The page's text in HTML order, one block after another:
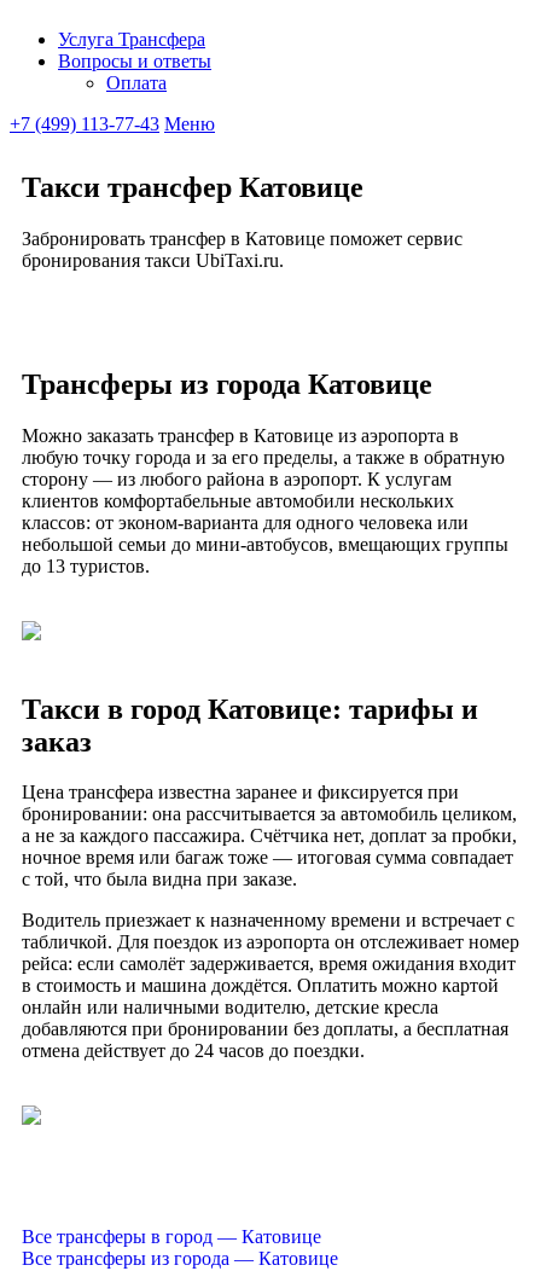
Ubitaxi
Услуга Трансфера
Вопросы и ответы
Оплата
+7 (499) 113-77-43 Меню
Такси трансфер Катовице
Забронировать трансфер в Катовице поможет сервис
бронирования такси UbiTaxi.ru.
Трансферы из города Катовице
Можно заказать трансфер в Катовице из аэропорта в
любую точку города и за его пределы, а также в обратную
сторону — из любого района в аэропорт. К услугам
клиентов комфортабельные автомобили нескольких
классов: от эконом-варианта для одного человека или
небольшой семьи до мини-автобусов, вмещающих группы
до 13 туристов.
Такси в город Катовице: тарифы и
заказ
Цена трансфера известна заранее и фиксируется при
бронировании: она рассчитывается за автомобиль целиком,
а не за каждого пассажира. Счётчика нет, доплат за пробки,
ночное время или багаж тоже — итоговая сумма совпадает
с той, что была видна при заказе.
Водитель приезжает к назначенному времени и встречает с
табличкой. Для поездок из аэропорта он отслеживает номер
рейса: если самолёт задерживается, время ожидания входит
в стоимость и машина дождётся. Оплатить можно картой
онлайн или наличными водителю, детские кресла
добавляются при бронировании без доплаты, а бесплатная
отмена действует до 24 часов до поездки.
Все трансферы в город — Катовице
Все трансферы из города — Катовице